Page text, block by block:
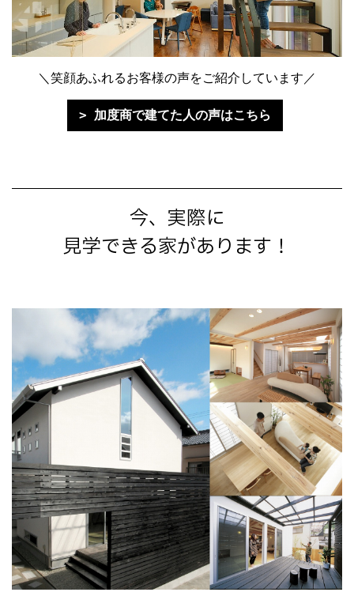
＼笑顔あふれるお客様の声をご紹介しています／
加度商で建てた人の声はこちら
今、実際に
見学できる家があります！